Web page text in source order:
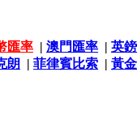
匯率 | 澳門匯率 | 英
朗 | 菲律賓比索 | 黃